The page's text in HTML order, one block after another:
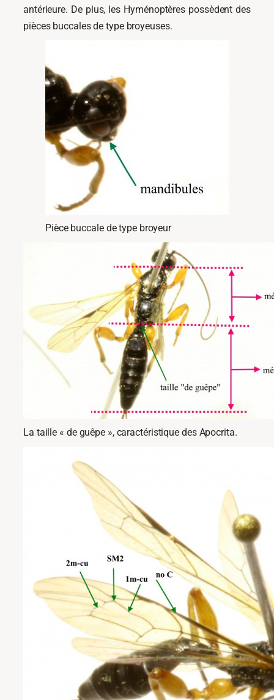
antérieure. De plus, les Hyménoptères possèdent des
pièces buccales de type broyeuses.
Pièce buccale de type broyeur
La taille « de guêpe », caractéristique des Apocrita.